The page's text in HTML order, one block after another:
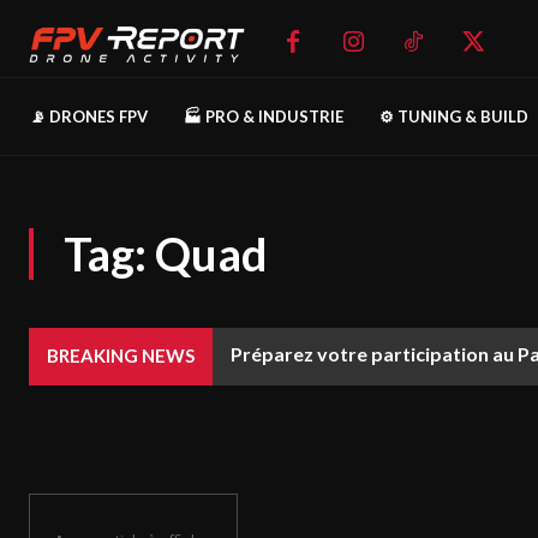
📡 DRONES FPV 🏭 PRO & INDUSTRIE ⚙️ TUNING & BUILD
Tag: Quad
BREAKING NEWS Préparez votre participation au